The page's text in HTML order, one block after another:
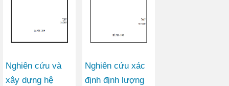
Nghiên cứu và
xây dựng hệ
Nghiên cứu xác
định định lượng